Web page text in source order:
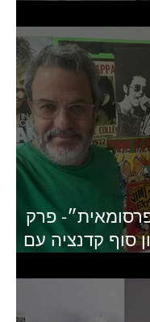
פרק
סוף קדנציה עם
בר ריבנאי